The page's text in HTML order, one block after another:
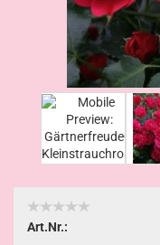
Art.Nr.: